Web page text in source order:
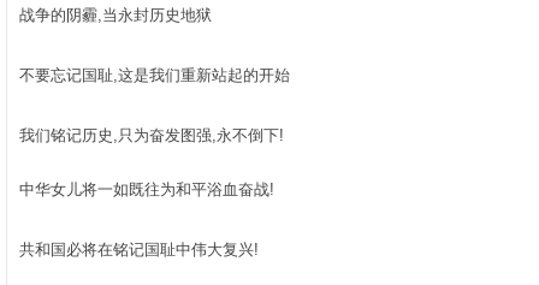
战争的阴霾,当永封历史地狱
不要忘记国耻,这是我们重新站起的开始
我们铭记历史,只为奋发图强,永不倒下!
中华女儿将一如既往为和平浴血奋战!
共和国必将在铭记国耻中伟大复兴!